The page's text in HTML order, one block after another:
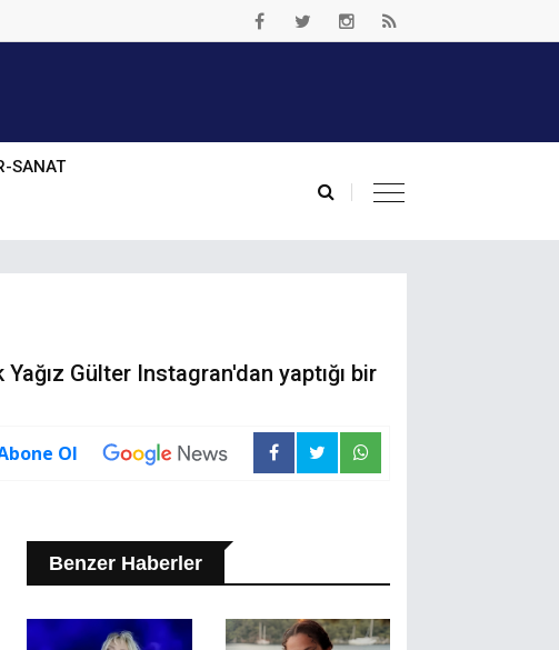
SANAT
Gülter Instagran'dan yaptığı bir
Ol
Benzer Haberler